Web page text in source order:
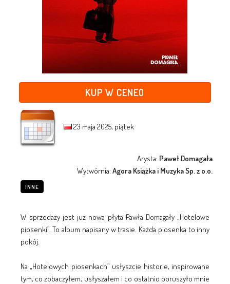
KUP W CENEO
23 maja 2025, piątek
Arysta: Paweł Domagała
Wytwórnia:Agora Książka i Muzyka Sp. z o.o.
INNE
W sprzedaży jest już nowa płyta Pawła Domagały „Hotelowe
piosenki”. To album napisany w trasie. Każda piosenka to inny
pokój.
Na „Hotelowych piosenkach” usłyszcie historie, inspirowane
tym, co zobaczyłem, usłyszałem i co ostatnio poruszyło mnie